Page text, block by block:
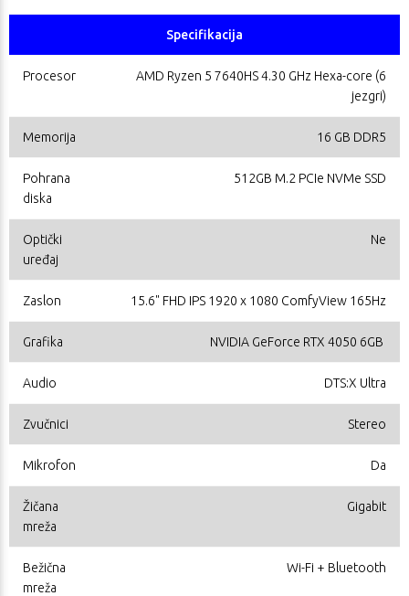
Specifikacija
Procesor
AMD Ryzen 5 7640HS 4.30 GHz Hexa-core (6
jezgri)
Memorija 16 GB DDR5
Pohrana
diska
512GB M.2 PCIe NVMe SSD
Optički
uređaj
Ne
Zaslon 15.6" FHD IPS 1920 x 1080 ComfyView 165Hz
Grafika NVIDIA GeForce RTX 4050 6GB
Audio DTS:X Ultra
Zvučnici Stereo
Mikrofon Da
Žičana
mreža
Gigabit
Bežična
mreža
Wi-Fi + Bluetooth